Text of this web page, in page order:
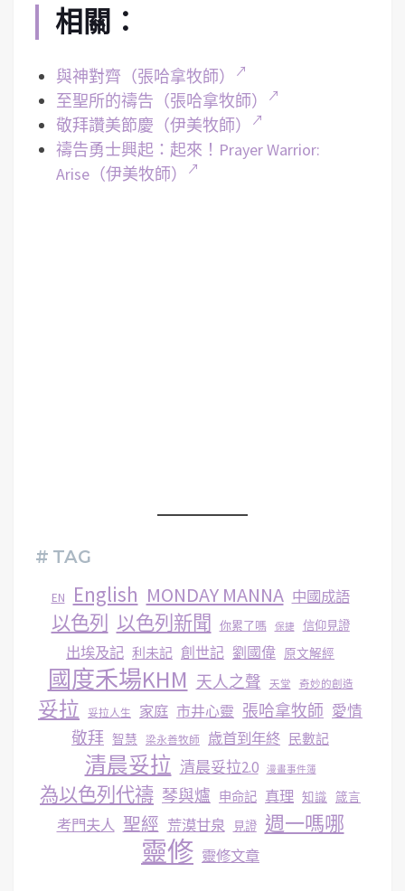
相關：
與神對齊（張哈拿牧師）
至聖所的禱告（張哈拿牧師）
敬拜讚美節慶（伊美牧師）
禱告勇士興起：起來！Prayer Warrior:
Arise（伊美牧師）
# TAG
EN English MONDAY MANNA 中國成語
以色列 以色列新聞 你累了嗎 保捷 信仰見證
出埃及記 利未記 創世記 劉國偉 原文解經
國度禾場KHM 天人之聲 天堂 奇妙的創造
妥拉 妥拉人生 家庭 市井心靈 張哈拿牧師 愛情
敬拜 智慧 梁永善牧師 歳首到年終 民數記
清晨妥拉 清晨妥拉2.0 漫畫事件簿
為以色列代禱 琴與爐 申命記 真理 知識 箴言
考門夫人 聖經 荒漠甘泉 見證 週一嗎哪
靈修 靈修文章